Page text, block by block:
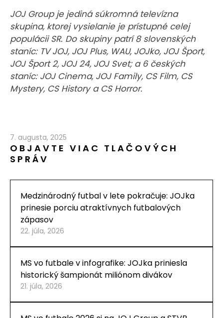
JOJ Group je jediná súkromná televízna
skupina, ktorej vysielanie je prístupné celej
populácii SR. Do skupiny patrí 8 slovenských
staníc: TV JOJ, JOJ Plus, WAU, JOJko, JOJ Šport,
JOJ Šport 2, JOJ 24, JOJ Svet; a 6 českých
staníc: JOJ Cinema, JOJ Family, CS Film, CS
Mystery, CS History a CS Horror.
7. augusta, 2025
OBJAVTE VIAC TLAČOVÝCH
SPRÁV
Medzinárodný futbal v lete pokračuje: JOJka
prinesie porciu atraktívnych futbalových
zápasov
22. júla, 2026
MS vo futbale v infografike: JOJka priniesla
historický šampionát miliónom divákov
21. júla, 2026